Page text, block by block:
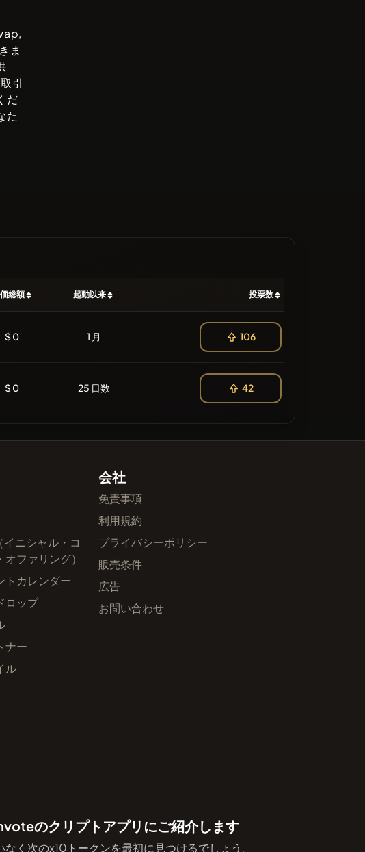
ま
引
だ
た
総額 起動以来 投票数
$ 0 1 月 106
$ 0 25 日数 42
イニシャル・コ
オファリング）
トカレンダー
ロップ
ナー
ル
会社
免責事項
利用規約
プライバシーポリシー
販売条件
広告
お問い合わせ
のクリプトアプリにご紹介します
なく次のx10トークンを最初に見つけるでしょう。